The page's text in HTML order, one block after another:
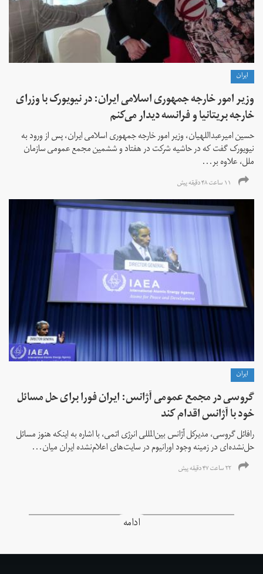
ايران
وزیر امور خارجه جمهوری اسلامی ایران: در نیویورک با وزرای
خارجه بریتانیا و فرانسه دیدار می‌کنم
حسین امیرعبداللهیان، وزیر امور خارجه جمهوری اسلامی ایران، پس از ورود به
نیویورک گفت که در حاشیه شرکت در هفتاد و ششمین مجمع عمومی سازمان
ملل، علاوه بر...
۱۱ ساعت ۴۸ دقیقه پیش
ايران
گروسی در مجمع عمومی آژانس: ایران فورا برای حل مسائل
خود با آژانس اقدام کند
رافائل گروسی، مدیرکل آژانس بین‌المللی انرژی اتمی، با اشاره به اینکه هنوز مسائل
حل‌نشده‌ای در زمینه وجود اورانیوم در سایت‌های اعلام‌نشده ایران میان...
۲۲ ساعت ۴۷ دقیقه پیش
ادامه